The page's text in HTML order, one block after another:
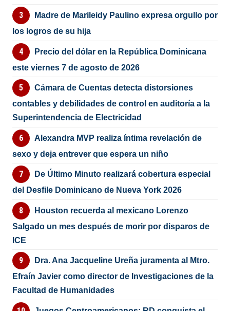
Madre de Marileidy Paulino expresa orgullo por
los logros de su hija
Precio del dólar en la República Dominicana
este viernes 7 de agosto de 2026
Cámara de Cuentas detecta distorsiones
contables y debilidades de control en auditoría a la
Superintendencia de Electricidad
Alexandra MVP realiza íntima revelación de
sexo y deja entrever que espera un niño
De Último Minuto realizará cobertura especial
del Desfile Dominicano de Nueva York 2026
Houston recuerda al mexicano Lorenzo
Salgado un mes después de morir por disparos de
ICE
Dra. Ana Jacqueline Ureña juramenta al Mtro.
Efraín Javier como director de Investigaciones de la
Facultad de Humanidades